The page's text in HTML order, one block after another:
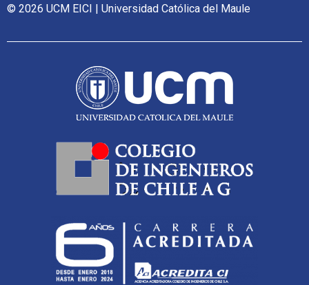
© 2026 UCM EICI | Universidad Católica del Maule